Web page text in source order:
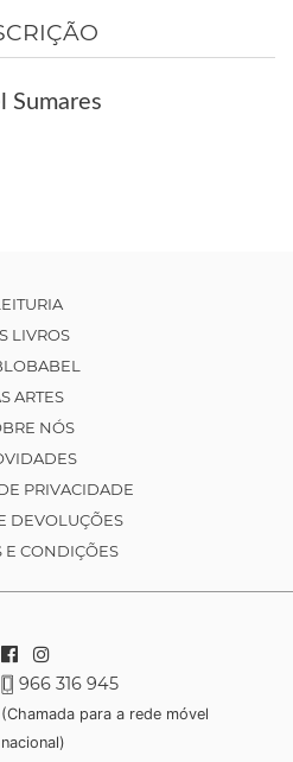
Sumares
LIVROS
ARTES
NÓS
PRIVACIDADE
DEVOLUÇÕES
E CONDIÇÕES
966 316 945
(Chamada para a rede móvel
nacional)